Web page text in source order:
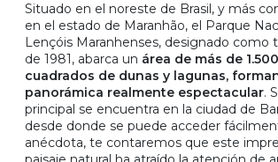
Situado en el noreste de Brasil, y más
en el estado de Maranhão, el Parque
Lençóis Maranhenses, designado como
de 1981, abarca un área de más de
cuadrados de dunas y lagunas,
panorámica realmente espectacular.
principal se encuentra en la ciudad de
desde donde se puede acceder
anécdota, te contaremos que este